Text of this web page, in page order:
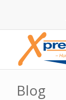
Blog